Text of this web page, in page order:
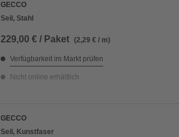
GECCO
Seil, Stahl
229,00 € / Paket (2,29 € / m)
Verfügbarkeit im Markt prüfen
Nicht online erhältlich
GECCO
Seil, Kunstfaser